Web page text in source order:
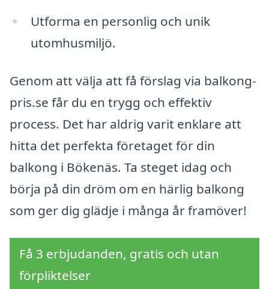
Utforma en personlig och unik
utomhusmiljö.
Genom att välja att få förslag via balkong-
pris.se får du en trygg och effektiv
process. Det har aldrig varit enklare att
hitta det perfekta företaget för din
balkong i Bökenäs. Ta steget idag och
börja på din dröm om en härlig balkong
som ger dig glädje i många år framöver!
Få 3 erbjudanden, gratis och utan
förpliktelser